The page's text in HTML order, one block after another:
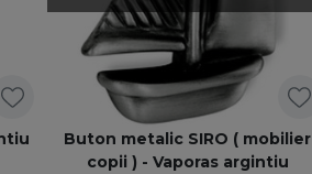
Buton metalic SIRO ( mobilier
copii ) - Vaporas argintiu